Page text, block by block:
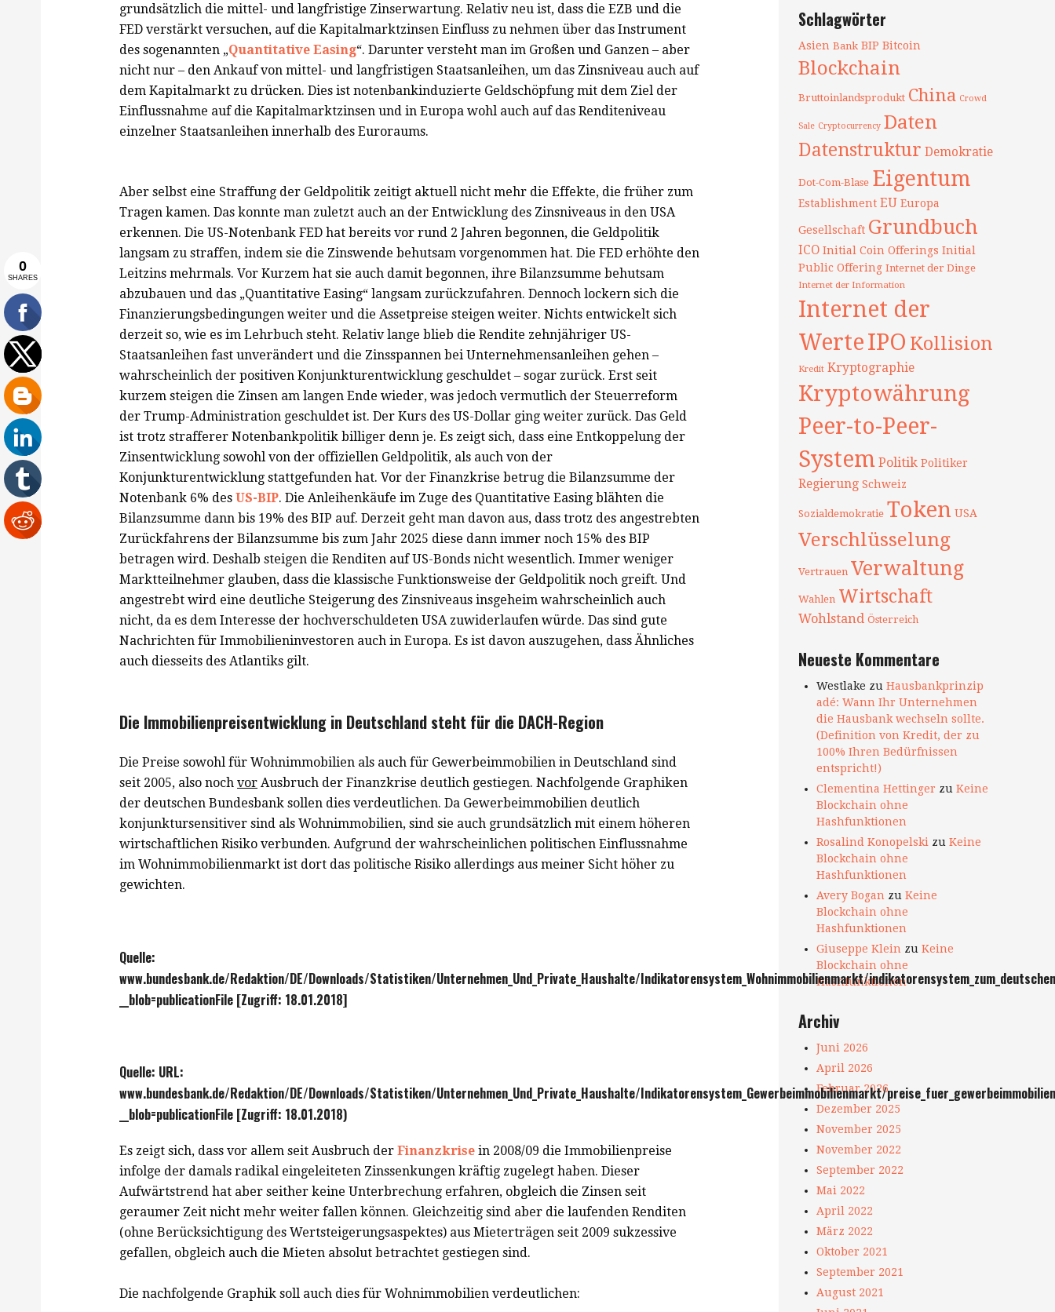
grundsätzlich die mittel- und langfristige Zinserwartung. Relativ neu ist, dass die EZB und die
FED verstärkt versuchen, auf die Kapitalmarktzinsen Einfluss zu nehmen über das Instrument
des sogenannten „Quantitative Easing“. Darunter versteht man im Großen und Ganzen – aber
nicht nur – den Ankauf von mittel- und langfristigen Staatsanleihen, um das Zinsniveau auch auf
dem Kapitalmarkt zu drücken. Dies ist notenbankinduzierte Geldschöpfung mit dem Ziel der
Einflussnahme auf die Kapitalmarktzinsen und in Europa wohl auch auf das Renditeniveau
einzelner Staatsanleihen innerhalb des Euroraums.
Aber selbst eine Straffung der Geldpolitik zeitigt aktuell nicht mehr die Effekte, die früher zum
Tragen kamen. Das konnte man zuletzt auch an der Entwicklung des Zinsniveaus in den USA
erkennen. Die US-Notenbank FED hat bereits vor rund 2 Jahren begonnen, die Geldpolitik
langsam zu straffen, indem sie die Zinswende behutsam vorgenommen hat. Die FED erhöhte den
Leitzins mehrmals. Vor Kurzem hat sie auch damit begonnen, ihre Bilanzsumme behutsam
abzubauen und das „Quantitative Easing“ langsam zurückzufahren. Dennoch lockern sich die
Finanzierungsbedingungen weiter und die Assetpreise steigen weiter. Nichts entwickelt sich
derzeit so, wie es im Lehrbuch steht. Relativ lange blieb die Rendite zehnjähriger US-
Staatsanleihen fast unverändert und die Zinsspannen bei Unternehmensanleihen gehen –
wahrscheinlich der positiven Konjunkturentwicklung geschuldet – sogar zurück. Erst seit
kurzem steigen die Zinsen am langen Ende wieder, was jedoch vermutlich der Steuerreform
der Trump-Administration geschuldet ist. Der Kurs des US-Dollar ging weiter zurück. Das Geld
ist trotz strafferer Notenbankpolitik billiger denn je. Es zeigt sich, dass eine Entkoppelung der
Zinsentwicklung sowohl von der offiziellen Geldpolitik, als auch von der
Konjunkturentwicklung stattgefunden hat. Vor der Finanzkrise betrug die Bilanzsumme der
Notenbank 6% des US-BIP. Die Anleihenkäufe im Zuge des Quantitative Easing blähten die
Bilanzsumme dann bis 19% des BIP auf. Derzeit geht man davon aus, dass trotz des angestrebten
Zurückfahrens der Bilanzsumme bis zum Jahr 2025 diese dann immer noch 15% des BIP
betragen wird. Deshalb steigen die Renditen auf US-Bonds nicht wesentlich. Immer weniger
Marktteilnehmer glauben, dass die klassische Funktionsweise der Geldpolitik noch greift. Und
angestrebt wird eine deutliche Steigerung des Zinsniveaus insgeheim wahrscheinlich auch
nicht, da es dem Interesse der hochverschuldeten USA zuwiderlaufen würde. Das sind gute
Nachrichten für Immobilieninvestoren auch in Europa. Es ist davon auszugehen, dass Ähnliches
auch diesseits des Atlantiks gilt.
Die Immobilienpreisentwicklung in Deutschland steht für die DACH-Region
Die Preise sowohl für Wohnimmobilien als auch für Gewerbeimmobilien in Deutschland sind
seit 2005, also noch vor Ausbruch der Finanzkrise deutlich gestiegen. Nachfolgende Graphiken
der deutschen Bundesbank sollen dies verdeutlichen. Da Gewerbeimmobilien deutlich
konjunktursensitiver sind als Wohnimmobilien, sind sie auch grundsätzlich mit einem höheren
wirtschaftlichen Risiko verbunden. Aufgrund der wahrscheinlichen politischen Einflussnahme
im Wohnimmobilienmarkt ist dort das politische Risiko allerdings aus meiner Sicht höher zu
gewichten.
Quelle:
www.bundesbank.de/Redaktion/DE/Downloads/Statistiken/Unternehmen_Und_Private_Haushalte/Indikatorensystem_Wohnimmobilienmarkt/
__blob=publicationFile [Zugriff: 18.01.2018]
Quelle: URL:
www.bundesbank.de/Redaktion/DE/Downloads/Statistiken/Unternehmen_Und_Private_Haushalte/Indikatorensystem_Gewerbeimmobilienmarkt/
__blob=publicationFile [Zugriff: 18.01.2018)
Es zeigt sich, dass vor allem seit Ausbruch der Finanzkrise in 2008/09 die Immobilienpreise
infolge der damals radikal eingeleiteten Zinssenkungen kräftig zugelegt haben. Dieser
Aufwärtstrend hat aber seither keine Unterbrechung erfahren, obgleich die Zinsen seit
geraumer Zeit nicht mehr weiter fallen können. Gleichzeitig sind aber die laufenden Renditen
(ohne Berücksichtigung des Wertsteigerungsaspektes) aus Mieterträgen seit 2009 sukzessive
gefallen, obgleich auch die Mieten absolut betrachtet gestiegen sind.
Die nachfolgende Graphik soll auch dies für Wohnimmobilien verdeutlichen:
Schlagwörter
Asien Bank BIP Bitcoin
Blockchain
Bruttoinlandsprodukt China Crowd
Sale Cryptocurrency Daten
Datenstruktur Demokratie
Dot-Com-Blase Eigentum
Establishment EU Europa
Gesellschaft Grundbuch
ICO Initial Coin Offerings Initial
Public Offering Internet der Dinge
Internet der Information
Internet der
WerteIPO Kollision
Kredit Kryptographie
Kryptowährung
Peer-to-Peer-
System Politik Politiker
Regierung Schweiz
Sozialdemokratie Token USA
Verschlüsselung
Vertrauen Verwaltung
Wahlen Wirtschaft
Wohlstand Österreich
Neueste Kommentare
Westlake zu Hausbankprinzip
adé: Wann Ihr Unternehmen
die Hausbank wechseln sollte.
(Definition von Kredit, der zu
100% Ihren Bedürfnissen
entspricht!)
Clementina Hettinger zu Keine
Blockchain ohne
Hashfunktionen
Rosalind Konopelski zu Keine
Blockchain ohne
Hashfunktionen
Avery Bogan zu Keine
Blockchain ohne
Hashfunktionen
Giuseppe Klein zu Keine
Blockchain ohne
Hashfunktionen
Archiv
Juni 2026
April 2026
Februar 2026
Dezember 2025
November 2025
November 2022
September 2022
Mai 2022
April 2022
März 2022
Oktober 2021
September 2021
August 2021